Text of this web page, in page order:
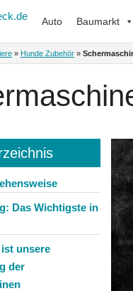
Auto Baumarkt
» Hunde Zubehör »
Das Wichtigste in
unsere
der